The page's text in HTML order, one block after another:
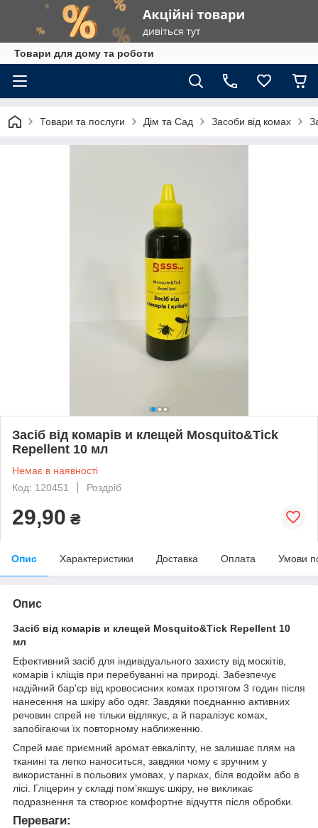
Товари для дому та роботи
Товари та послуги Дім та Сад Засоби від комах
Засіб від комарів и клещей Mosquito&Tick
Repellent 10 мл
Немає в наявності
Код: 120451
Роздріб
29,90 ₴
Опис Характеристики Доставка Оплата Умови
Опис
Засіб від комарів и клещей Mosquito&Tick Repellent 10
мл
Ефективний засіб для індивідуального захисту від москітів,
комарів і кліщів при перебуванні на природі. Забезпечує
надійний бар'єр від кровосисних комах протягом 3 годин після
нанесення на шкіру або одяг. Завдяки поєднанню активних
речовин спрей не тільки відлякує, а й паралізує комах,
запобігаючи їх повторному наближенню.
Спрей має приємний аромат евкаліпту, не залишає плям на
тканині та легко наноситься, завдяки чому є зручним у
використанні в польових умовах, у парках, біля водойм або в
лісі. Гліцерин у складі пом’якшує шкіру, не викликає
подразнення та створює комфортне відчуття після обробки.
Переваги: